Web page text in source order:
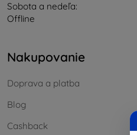
Sobota a nedeľa:
Offline
Nakupovanie
Doprava a platba
Blog
Cashback